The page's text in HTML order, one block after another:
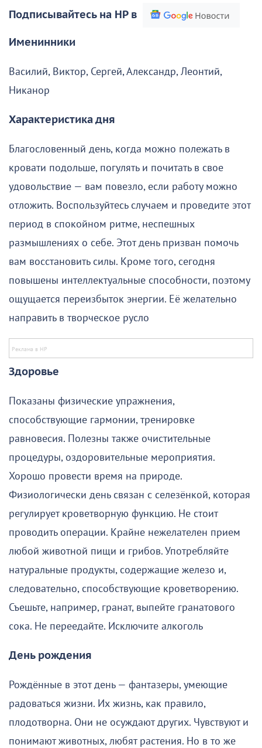
Подписывайтесь на НР в
Именинники
Василий, Виктор, Сергей, Александр, Леонтий,
Никанор
Характеристика дня
Благословенный день, когда можно полежать в
кровати подольше, погулять и почитать в свое
удовольствие — вам повезло, если работу можно
отложить. Воспользуйтесь случаем и проведите этот
период в спокойном ритме, неспешных
размышлениях о себе. Этот день призван помочь
вам восстановить силы. Кроме того, сегодня
повышены интеллектуальные способности, поэтому
ощущается переизбыток энергии. Её желательно
направить в творческое русло
Здоровье
Показаны физические упражнения,
способствующие гармонии, тренировке
равновесия. Полезны также очистительные
процедуры, оздоровительные мероприятия.
Хорошо провести время на природе.
Физиологически день связан с селезёнкой, которая
регулирует кроветворную функцию. Не стоит
проводить операции. Крайне нежелателен прием
любой животной пищи и грибов. Употребляйте
натуральные продукты, содержащие железо и,
следовательно, способствующие кроветворению.
Съешьте, например, гранат, выпейте гранатового
сока. Не переедайте. Исключите алкоголь
День рождения
Рождённые в этот день — фантазеры, умеющие
радоваться жизни. Их жизнь, как правило,
плодотворна. Они не осуждают других. Чувствуют и
понимают животных, любят растения. Но в то же